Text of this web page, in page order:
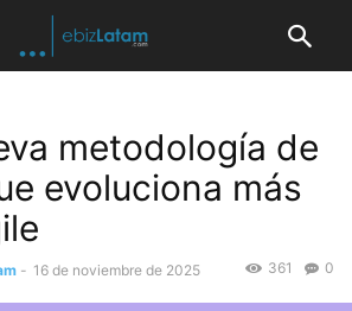
metodología de
evoluciona más
- 16 de noviembre de 2025 0
361